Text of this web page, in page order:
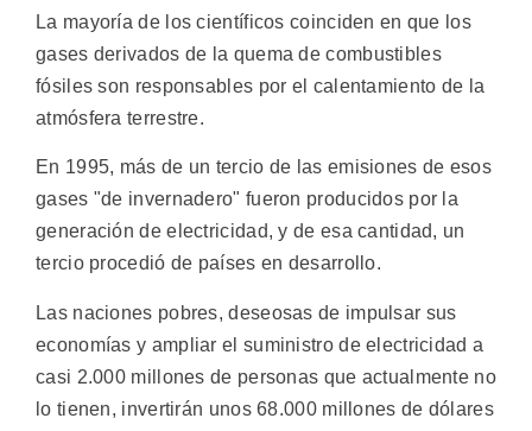
La mayoría de los científicos coinciden en que los
gases derivados de la quema de combustibles
fósiles son responsables por el calentamiento de la
atmósfera terrestre.
En 1995, más de un tercio de las emisiones de esos
gases "de invernadero" fueron producidos por la
generación de electricidad, y de esa cantidad, un
tercio procedió de países en desarrollo.
Las naciones pobres, deseosas de impulsar sus
economías y ampliar el suministro de electricidad a
casi 2.000 millones de personas que actualmente no
lo tienen, invertirán unos 68.000 millones de dólares